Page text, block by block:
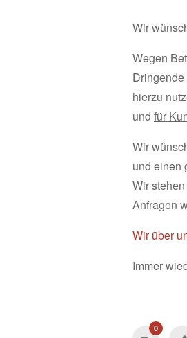
Wir
Wegen
hierzu
und für
Wir
und einen
Wir
Anfragen
Wir über
Immer
0